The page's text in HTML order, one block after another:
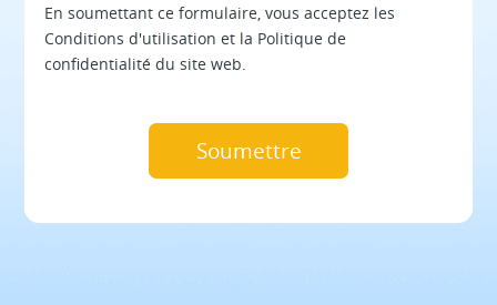
En soumettant ce formulaire, vous acceptez les
Conditions d'utilisation et la Politique de
confidentialité du site web.